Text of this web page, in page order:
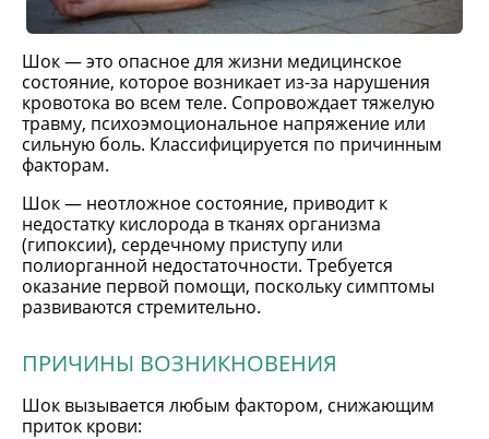
Шок — это опасное для жизни медицинское
состояние, которое возникает из-за нарушения
кровотока во всем теле. Сопровождает тяжелую
травму, психоэмоциональное напряжение или
сильную боль. Классифицируется по причинным
факторам.
Шок — неотложное состояние, приводит к
недостатку кислорода в тканях организма
(гипоксии), сердечному приступу или
полиорганной недостаточности. Требуется
оказание первой помощи, поскольку симптомы
развиваются стремительно.
ПРИЧИНЫ ВОЗНИКНОВЕНИЯ
Шок вызывается любым фактором, снижающим
приток крови: